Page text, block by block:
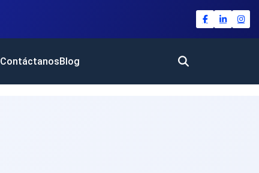
ContáctanosBlog